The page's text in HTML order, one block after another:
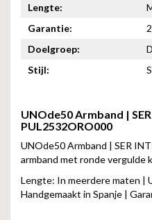
Lengte:
Garantie:
Doelgroep:
Stijl:
UNOde50 Armband |
PUL2532ORO000
UNOde50 Armband | SER
armband met ronde vergulde
Lengte: In meerdere maten |
Handgemaakt in Spanje |